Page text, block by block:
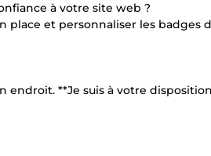
à votre site web ?
place et personnaliser les badges
endroit. **Je suis à votre